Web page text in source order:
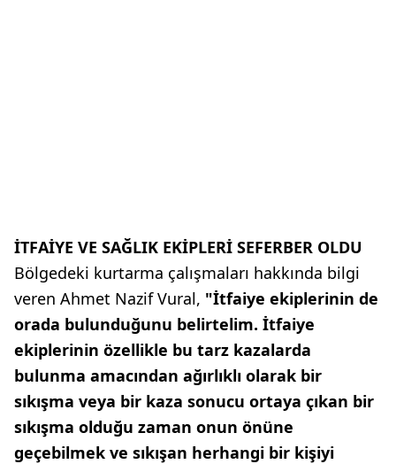
İTFAİYE VE SAĞLIK EKİPLERİ SEFERBER OLDU
Bölgedeki kurtarma çalışmaları hakkında bilgi
veren Ahmet Nazif Vural, "İtfaiye ekiplerinin de
orada bulunduğunu belirtelim. İtfaiye
ekiplerinin özellikle bu tarz kazalarda
bulunma amacından ağırlıklı olarak bir
sıkışma veya bir kaza sonucu ortaya çıkan bir
sıkışma olduğu zaman onun önüne
geçebilmek ve sıkışan herhangi bir kişiyi